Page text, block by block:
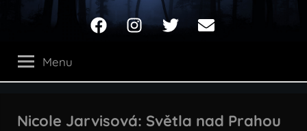
Děti
noci
FacebookInstagram
Twitter Email
Menu
Nicole Jarvisová: Světla nad Prahou